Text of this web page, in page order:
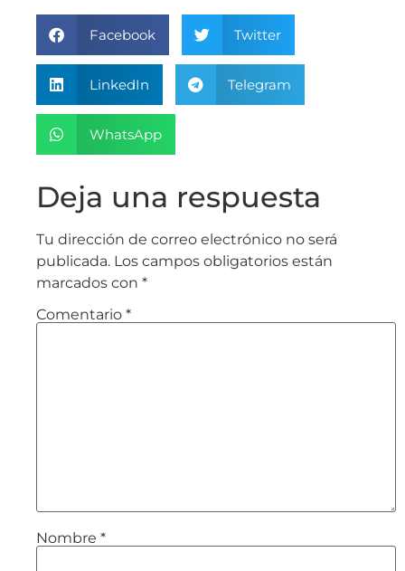
Facebook Twitter
LinkedIn Telegram
WhatsApp
Deja una respuesta
Tu dirección de correo electrónico no será
publicada. Los campos obligatorios están
marcados con *
Comentario *
Nombre *